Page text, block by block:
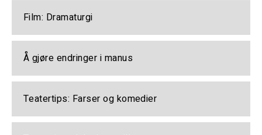
Film: Dramaturgi
Å gjøre endringer i manus
Teatertips: Farser og komedier